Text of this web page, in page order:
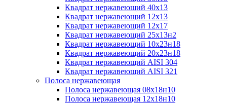
Квадрат нержавеющий 40х13
Квадрат нержавеющий 12х13
Квадрат нержавеющий 12х17
Квадрат нержавеющий 25х13н2
Квадрат нержавеющий 10х23н18
Квадрат нержавеющий 20х23н18
Квадрат нержавеющий AISI 304
Квадрат нержавеющий AISI 321
Полоса нержавеющая
Полоса нержавеющая 08х18н10
Полоса нержавеющая 12х18н10